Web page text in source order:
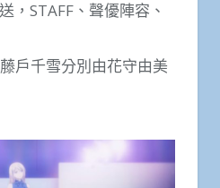
，STAFF、聲優陣容、
戶千雪分別由花守由美